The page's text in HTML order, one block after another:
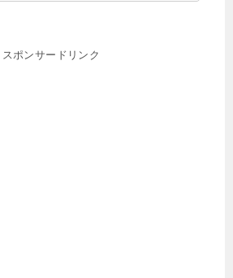
スポンサードリンク